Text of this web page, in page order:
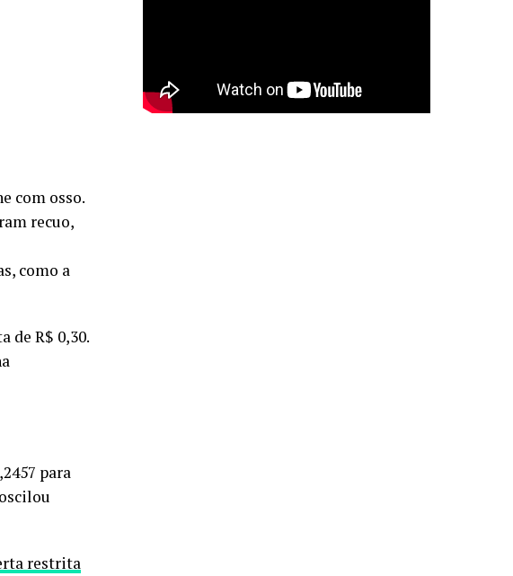
com osso.
recuo,
como a
de R$ 0,30.
para
restrita